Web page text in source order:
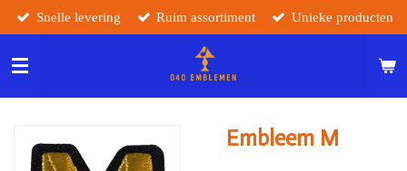
Ga
direct
naar
de
hoofdinhoud
Snelle levering Ruim assortiment Unieke producten
Embleem M